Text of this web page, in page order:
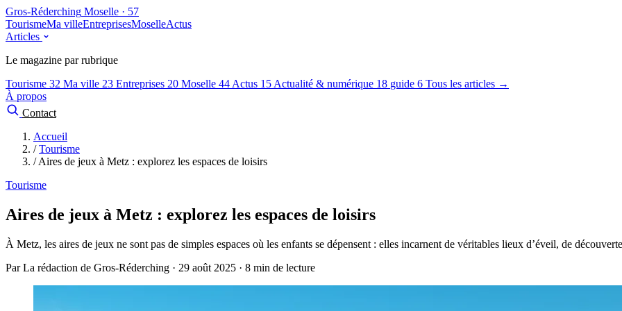
Gros-Réderching Moselle · 57
TourismeMa villeEntreprisesMoselleActus
Articles
Le magazine par rubrique
Tourisme 32 Ma ville 23 Entreprises 20 Moselle 44 Actus 15 Actualité & numérique 18 guide 6 Tous les articles →
À propos
Contact
Accueil
/ Tourisme
/ Aires de jeux à Metz : explorez les espaces de loisirs
Tourisme
Aires de jeux à Metz : explorez les espaces de loisirs
À Metz, les aires de jeux ne sont pas de simples espaces où les enfants se dépensent : elles incarnent de véritables lieux d’éveil, de
Par La rédaction de Gros-Réderching · 29 août 2025 · 8 min de lecture